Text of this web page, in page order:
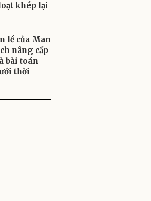
khép lại
lề của Man
nâng cấp
bài toán
thời